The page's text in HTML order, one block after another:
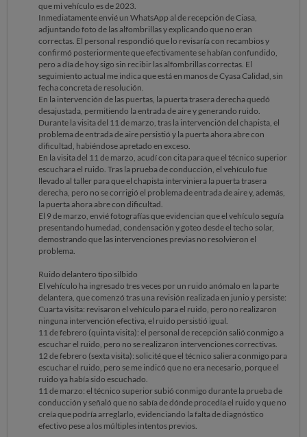
que mi vehículo es de 2023.
Inmediatamente envié un WhatsApp al de recepción de Ciasa,
adjuntando foto de las alfombrillas y explicando que no eran
correctas. El personal respondió que lo revisaría con recambios y
confirmó posteriormente que efectivamente se habían confundido,
pero a día de hoy sigo sin recibir las alfombrillas correctas. El
seguimiento actual me indica que está en manos de Cyasa Calidad, sin
fecha concreta de resolución.
En la intervención de las puertas, la puerta trasera derecha quedó
desajustada, permitiendo la entrada de aire y generando ruido.
Durante la visita del 11 de marzo, tras la intervención del chapista, el
problema de entrada de aire persistió y la puerta ahora abre con
dificultad, habiéndose apretado en exceso.
En la visita del 11 de marzo, acudí con cita para que el técnico superior
escuchara el ruido. Tras la prueba de conducción, el vehículo fue
llevado al taller para que el chapista interviniera la puerta trasera
derecha, pero no se corrigió el problema de entrada de aire y, además,
la puerta ahora abre con dificultad.
El 9 de marzo, envié fotografías que evidencian que el vehículo seguía
presentando humedad, condensación y goteo desde el techo solar,
demostrando que las intervenciones previas no resolvieron el
problema.
Ruido delantero tipo silbido
El vehículo ha ingresado tres veces por un ruido anómalo en la parte
delantera, que comenzó tras una revisión realizada en junio y persiste:
Cuarta visita: revisaron el vehículo para el ruido, pero no realizaron
ninguna intervención efectiva, el ruido persistió igual.
11 de febrero (quinta visita): el personal de recepción salió conmigo a
escuchar el ruido, pero no se realizaron intervenciones correctivas.
12 de febrero (sexta visita): solicité que el técnico saliera conmigo para
escuchar el ruido, pero se me indicó que no era necesario, porque el
ruido ya había sido escuchado.
11 de marzo: el técnico superior subió conmigo durante la prueba de
conducción y señaló que no sabía de dónde procedía el ruido y que no
creía que podría arreglarlo, evidenciando la falta de diagnóstico
efectivo pese a los múltiples intentos previos.